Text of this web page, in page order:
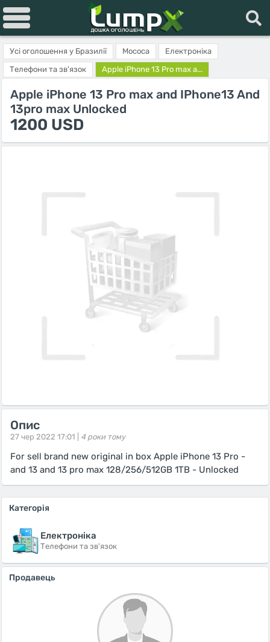
Усі оголошення у Бразилії Mococa
Електроніка
Телефони та зв'язок
Apple iPhone 13 Pro max a...
Apple iPhone 13 Pro max and IPhone13 And
13pro max Unlocked
1200 USD
Опис
27 чер 2022 17:01 | 4 роки тому
For sell brand new original in box Apple iPhone 13 Pro -
and 13 and 13 pro max 128/256/512GB 1TB - Unlocked
Категорія
Електроніка
Телефони та зв'язок
Продавець